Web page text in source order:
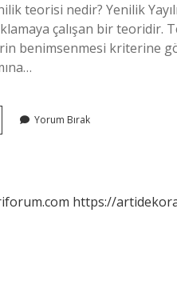
teorisi nedir? Yenilik
çalışan bir
benimsenmesi kriterine
Yorum Bırak
https://